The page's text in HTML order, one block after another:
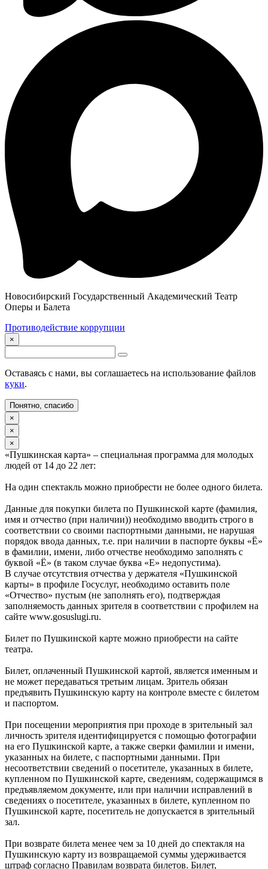
Новосибирский Государственный Академический Театр
Оперы и Балета
Противодействие коррупции
×
Оставаясь с нами, вы соглашаетесь на использование файлов
куки.
Понятно, спасибо
×
×
×
«Пушкинская карта» – специальная программа для молодых
людей от 14 до 22 лет:
На один спектакль можно приобрести не более одного билета.
Данные для покупки билета по Пушкинской карте (фамилия,
имя и отчество (при наличии)) необходимо вводить строго в
соответствии со своими паспортными данными, не нарушая
порядок ввода данных, т.е. при наличии в паспорте буквы «Ё»
в фамилии, имени, либо отчестве необходимо заполнять с
буквой «Ё» (в таком случае буква «Е» недопустима).
В случае отсутствия отчества у держателя «Пушкинской
карты» в профиле Госуслуг, необходимо оставить поле
«Отчество» пустым (не заполнять его), подтверждая
заполняемость данных зрителя в соответствии с профилем на
сайте www.gosuslugi.ru.
Билет по Пушкинской карте можно приобрести на сайте
театра.
Билет, оплаченный Пушкинской картой, является именным и
не может передаваться третьим лицам. Зритель обязан
предъявить Пушкинскую карту на контроле вместе с билетом
и паспортом.
При посещении мероприятия при проходе в зрительный зал
личность зрителя идентифицируется с помощью фотографии
на его Пушкинской карте, а также сверки фамилии и имени,
указанных на билете, с паспортными данными. При
несоответствии сведений о посетителе, указанных в билете,
купленном по Пушкинской карте, сведениям, содержащимся в
предъявляемом документе, или при наличии исправлений в
сведениях о посетителе, указанных в билете, купленном по
Пушкинской карте, посетитель не допускается в зрительный
зал.
При возврате билета менее чем за 10 дней до спектакля на
Пушкинскую карту из возвращаемой суммы удерживается
штраф согласно Правилам возврата билетов. Билет,